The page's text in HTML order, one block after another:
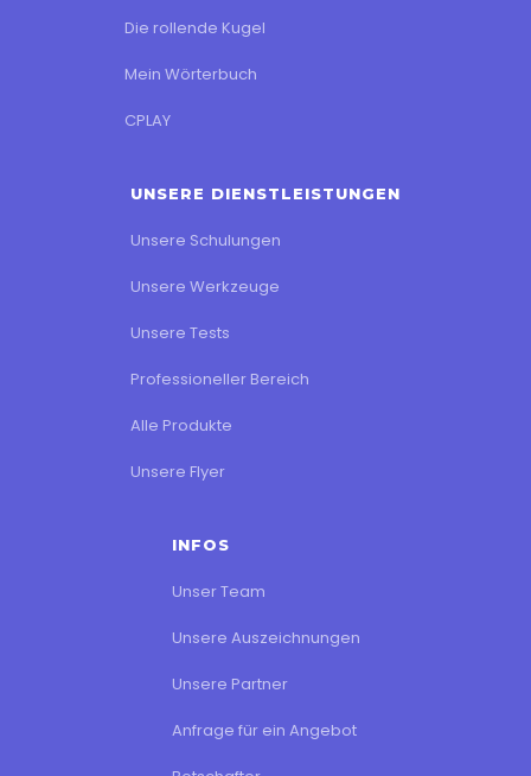
Die rollende Kugel
Mein Wörterbuch
CPLAY
UNSERE DIENSTLEISTUNGEN
Unsere Schulungen
Unsere Werkzeuge
Unsere Tests
Professioneller Bereich
Alle Produkte
Unsere Flyer
INFOS
Unser Team
Unsere Auszeichnungen
Unsere Partner
Anfrage für ein Angebot